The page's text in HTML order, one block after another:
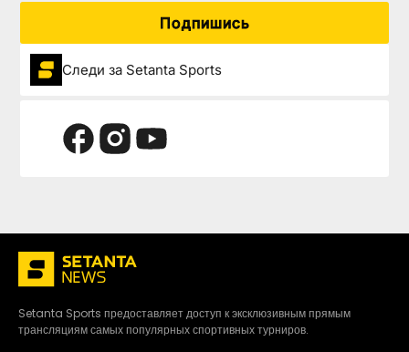
Подпишись
Следи за Setanta Sports
Setanta Sports предоставляет доступ к эксклюзивным прямым
трансляциям самых популярных спортивных турниров.